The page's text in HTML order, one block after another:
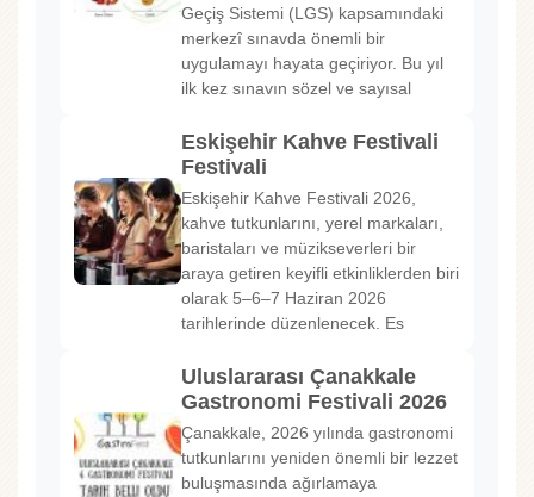
Geçiş Sistemi (LGS) kapsamındaki
merkezî sınavda önemli bir
uygulamayı hayata geçiriyor. Bu yıl
ilk kez sınavın sözel ve sayısal
Eskişehir Kahve Festivali
Festivali
Eskişehir Kahve Festivali 2026,
kahve tutkunlarını, yerel markaları,
baristaları ve müzikseverleri bir
araya getiren keyifli etkinliklerden biri
olarak 5–6–7 Haziran 2026
tarihlerinde düzenlenecek. Es
Uluslararası Çanakkale
Gastronomi Festivali 2026
Çanakkale, 2026 yılında gastronomi
tutkunlarını yeniden önemli bir lezzet
buluşmasında ağırlamaya